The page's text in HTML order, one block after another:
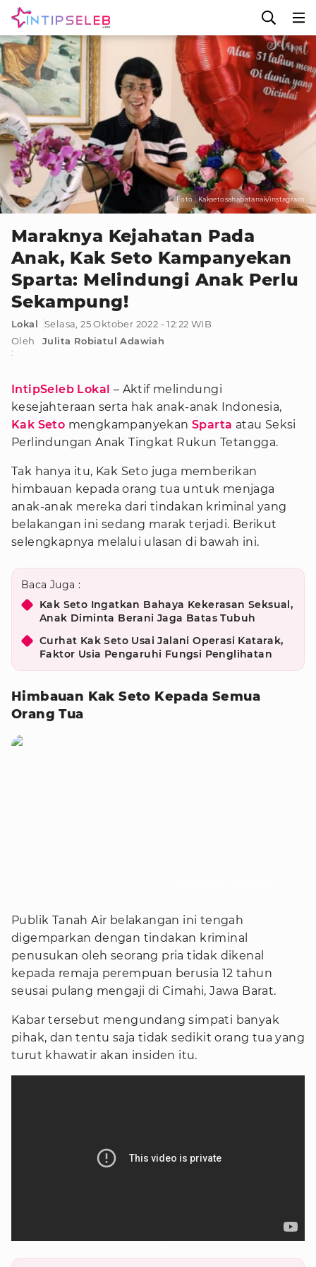
Foto : Kaksetosahabatanak/instagram
Maraknya Kejahatan Pada
Anak, Kak Seto Kampanyekan
Sparta: Melindungi Anak Perlu
Sekampung!
Lokal
Selasa, 25 Oktober 2022 - 12:22 WIB
Oleh
:
Julita Robiatul Adawiah
IntipSeleb Lokal – Aktif melindungi
kesejahteraan serta hak anak-anak Indonesia,
Kak Seto mengkampanyekanSparta atau Seksi
Perlindungan Anak Tingkat Rukun Tetangga.
Tak hanya itu, Kak Seto juga memberikan
himbauan kepada orang tua untuk menjaga
anak-anak mereka dari tindakan kriminal yang
belakangan ini sedang marak terjadi. Berikut
selengkapnya melalui ulasan di bawah ini.
Baca Juga :
Kak Seto Ingatkan Bahaya Kekerasan Seksual,
Anak Diminta Berani Jaga Batas Tubuh
Curhat Kak Seto Usai Jalani Operasi Katarak,
Faktor Usia Pengaruhi Fungsi Penglihatan
Himbauan Kak Seto Kepada Semua
Orang Tua
Publik Tanah Air belakangan ini tengah
digemparkan dengan tindakan kriminal
penusukan oleh seorang pria tidak dikenal
kepada remaja perempuan berusia 12 tahun
seusai pulang mengaji di Cimahi, Jawa Barat.
Kabar tersebut mengundang simpati banyak
pihak, dan tentu saja tidak sedikit orang tua yang
turut khawatir akan insiden itu.